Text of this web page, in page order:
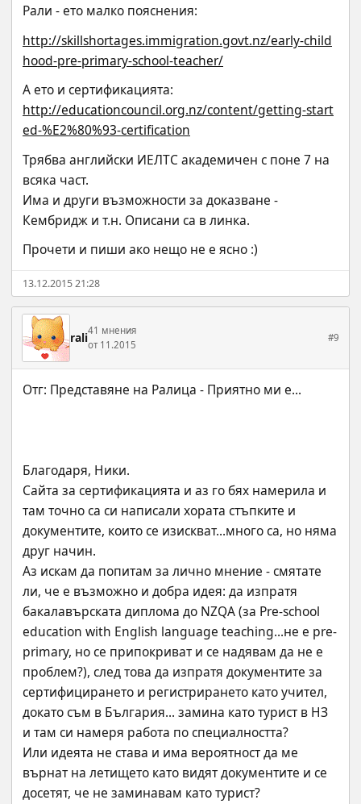
Рали - ето малко пояснения:
http://skillshortages.immigration.govt.nz/early-child
hood-pre-primary-school-teacher/
А ето и сертификацията:
http://educationcouncil.org.nz/content/getting-start
ed-%E2%80%93-certification
Трябва английски ИЕЛТС академичен с поне 7 на
всяка част.
Има и други възможности за доказване -
Кембридж и т.н. Описани са в линка.
Прочети и пиши ако нещо не е ясно :)
13.12.2015 21:28
rali41 мнения
от 11.2015
#9
Благодаря, Ники.
Сайта за сертификацията и аз го бях намерила и
там точно са си написали хората стъпките и
документите, които се изискват...много са, но няма
друг начин.
Аз искам да попитам за лично мнение - смятате
ли, че е възможно и добра идея: да изпратя
бакалавърската диплома до NZQA (за Pre-school
education with English language teaching...не е pre-
primary, но се припокриват и се надявам да не е
проблем?), след това да изпратя документите за
сертифицирането и регистрирането като учител,
докато съм в България... замина като турист в НЗ
и там си намеря работа по специалността?
Или идеята не става и има вероятност да ме
върнат на летището като видят документите и се
досетят, че не заминавам като турист?